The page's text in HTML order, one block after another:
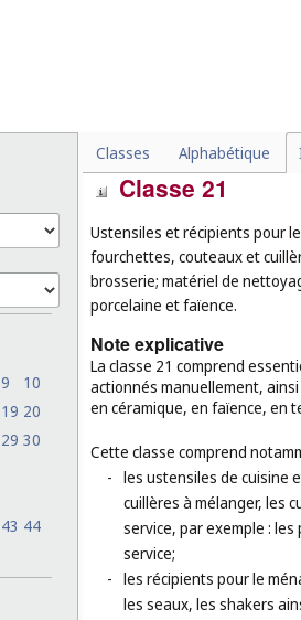
9
10
19 20
29 30
43 44
Classes Alphabétique
le linge de lit, les
Classe 21
Ustensiles et récipients pour
fourchettes, couteaux et
brosserie; matériel de
porcelaine et faïence.
Note explicative
La classe 21 comprend
actionnés manuellement,
en céramique, en faïence, en
Cette classe comprend
- les ustensiles de cuisine
cuillères à mélanger, les
service, par exemple :
service;
- les récipients pour le
les seaux, les shakers